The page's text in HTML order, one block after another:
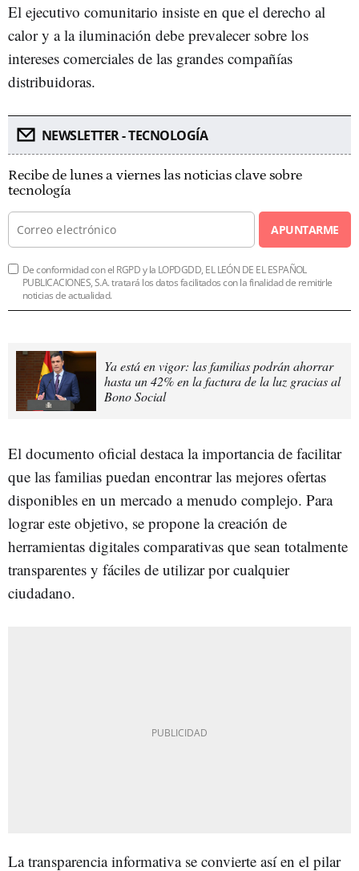
El ejecutivo comunitario insiste en que el derecho al
calor y a la iluminación debe prevalecer sobre los
intereses comerciales de las grandes compañías
distribuidoras.
NEWSLETTER - TECNOLOGÍA
Recibe de lunes a viernes las noticias clave sobre
tecnología
APUNTARME
De conformidad con el RGPD y la LOPDGDD, EL LEÓN DE EL ESPAÑOL
PUBLICACIONES, S.A. tratará los datos facilitados con la finalidad de remitirle
noticias de actualidad.
Ya está en vigor: las familias podrán ahorrar
hasta un 42% en la factura de la luz gracias al
Bono Social
El documento oficial destaca la importancia de facilitar
que las familias puedan encontrar las mejores ofertas
disponibles en un mercado a menudo complejo. Para
lograr este objetivo, se propone la creación de
herramientas digitales comparativas que sean totalmente
transparentes y fáciles de utilizar por cualquier
ciudadano.
La transparencia informativa se convierte así en el pilar